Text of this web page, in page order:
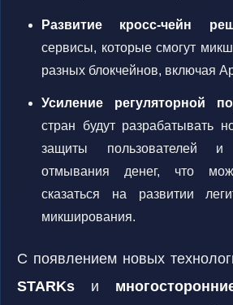
Развитие кросс-чейн
сервисы, которые смогут
разных блокчейнов, включая
Усиление регуляторной
стран будут разрабатывать
защиты пользователей и
отмывания денег, что
сказаться на развитии
микширования.
С появлением новых
STARKs и